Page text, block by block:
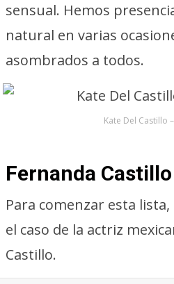
sensual. Hemos
natural en varias
asombrados a todos.
Kate Del Castillo
Fernanda
Para comenzar esta
el caso de la actriz
Castillo.